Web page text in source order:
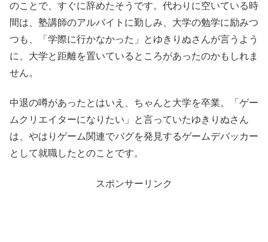
のことで、すぐに辞めたそうです。代わりに空いている時
間は、塾講師のアルバイトに勤しみ、大学の勉学に励みつ
つも、「学際に行かなかった」とゆきりぬさんが言うよう
に、大学と距離を置いているところがあったのかもしれま
せん。
中退の噂があったとはいえ、ちゃんと大学を卒業。「ゲー
ムクリエイターになりたい」と言っていたゆきりぬさん
は、やはりゲーム関連でバグを発見するゲームデバッカー
として就職したとのことです。
スポンサーリンク